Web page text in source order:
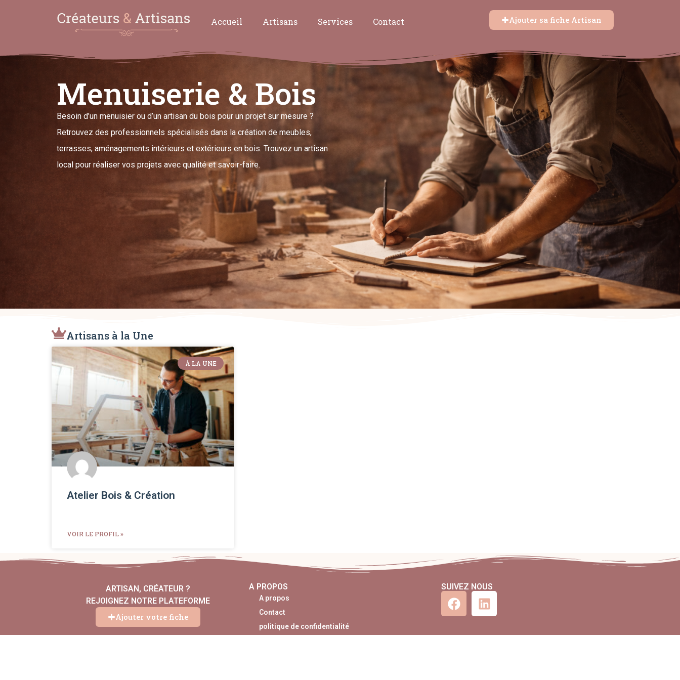
Accueil Artisans Services Contact Ajouter sa fiche Artisan
Menuiserie & Bois
Besoin d’un menuisier ou d’un artisan du bois pour un projet sur mesure ?
Retrouvez des professionnels spécialisés dans la création de meubles,
terrasses, aménagements intérieurs et extérieurs en bois. Trouvez un artisan
local pour réaliser vos projets avec qualité et savoir-faire.
Artisans à la Une
À LA UNE
Atelier Bois & Création
VOIR LE PROFIL »
ARTISAN, CRÉATEUR ?
REJOIGNEZ NOTRE PLATEFORME
Ajouter votre fiche
A PROPOS
A propos
Contact
politique de confidentialité
SUIVEZ NOUS